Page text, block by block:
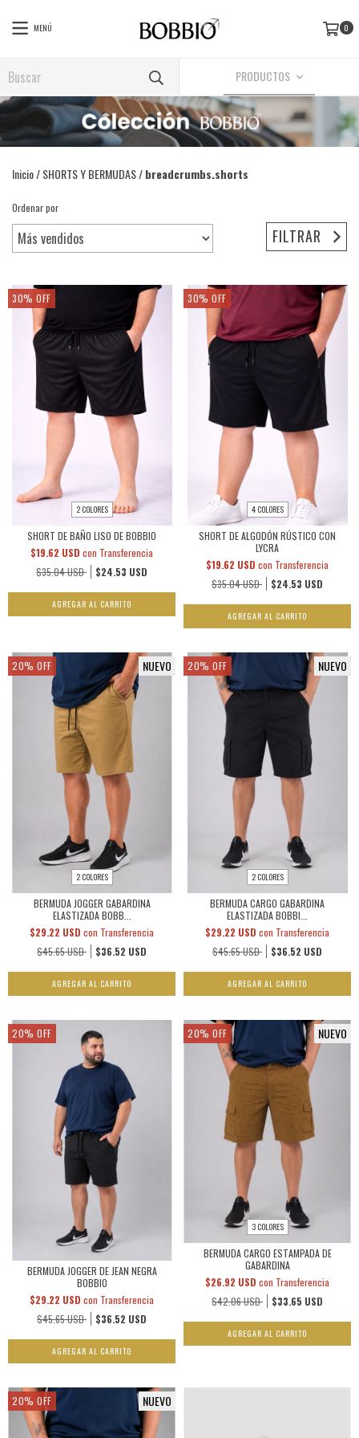
MENÚ 0
PRODUCTOS
Inicio/SHORTS Y BERMUDAS/breadcrumbs.shorts
Ordenar por
FILTRAR
30% OFF
2 COLORES
SHORT DE BAÑO LISO DE BOBBIO
$35.04 USD $24.53 USD
$19.62 USD con Transferencia
AGREGAR AL CARRITO
30% OFF
4 COLORES
SHORT DE ALGODÓN RÚSTICO CON
LYCRA
$35.04 USD $24.53 USD
$19.62 USD con Transferencia
AGREGAR AL CARRITO
20% OFF NUEVO
2 COLORES
BERMUDA JOGGER GABARDINA
ELASTIZADA BOBB...
$45.65 USD $36.52 USD
$29.22 USD con Transferencia
AGREGAR AL CARRITO
20% OFF NUEVO
2 COLORES
BERMUDA CARGO GABARDINA
ELASTIZADA BOBBI...
$45.65 USD $36.52 USD
$29.22 USD con Transferencia
AGREGAR AL CARRITO
20% OFF
BERMUDA JOGGER DE JEAN NEGRA
BOBBIO
$45.65 USD $36.52 USD
$29.22 USD con Transferencia
AGREGAR AL CARRITO
20% OFF NUEVO
3 COLORES
BERMUDA CARGO ESTAMPADA DE
GABARDINA
$42.06 USD $33.65 USD
$26.92 USD con Transferencia
AGREGAR AL CARRITO
20% OFF NUEVO